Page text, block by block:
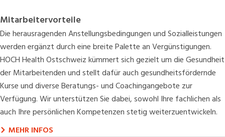
Mitarbeitervorteile
Die herausragenden Anstellungsbedingungen und Sozialleistungen
werden ergänzt durch eine breite Palette an Vergünstigungen.
HOCH Health Ostschweiz kümmert sich gezielt um die Gesundheit
der Mitarbeitenden und stellt dafür auch gesundheitsfördernde
Kurse und diverse Beratungs- und Coachingangebote zur
Verfügung. Wir unterstützen Sie dabei, sowohl Ihre fachlichen als
auch Ihre persönlichen Kompetenzen stetig weiterzuentwickeln.
MEHR INFOS